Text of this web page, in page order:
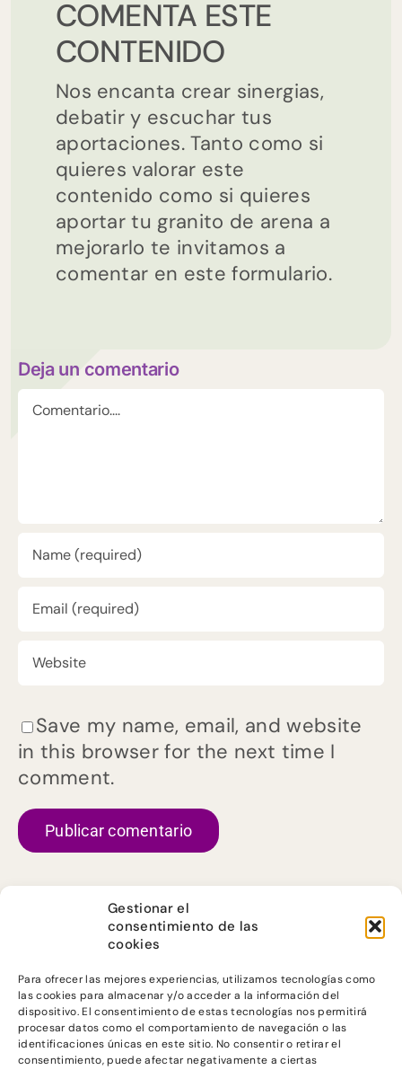
Gestionar el
consentimiento de las
cookies
Para ofrecer las mejores experiencias, utilizamos tecnologías como
las cookies para almacenar y/o acceder a la información del
dispositivo. El consentimiento de estas tecnologías nos permitirá
procesar datos como el comportamiento de navegación o las
identificaciones únicas en este sitio. No consentir o retirar el
consentimiento, puede afectar negativamente a ciertas
COMENTA ESTE
CONTENIDO
Nos encanta crear sinergias,
debatir y escuchar tus
aportaciones. Tanto como si
quieres valorar este
contenido como si quieres
aportar tu granito de arena a
mejorarlo te invitamos a
comentar en este formulario.
Deja un comentario
Comentario
Save my name, email, and website
in this browser for the next time I
comment.